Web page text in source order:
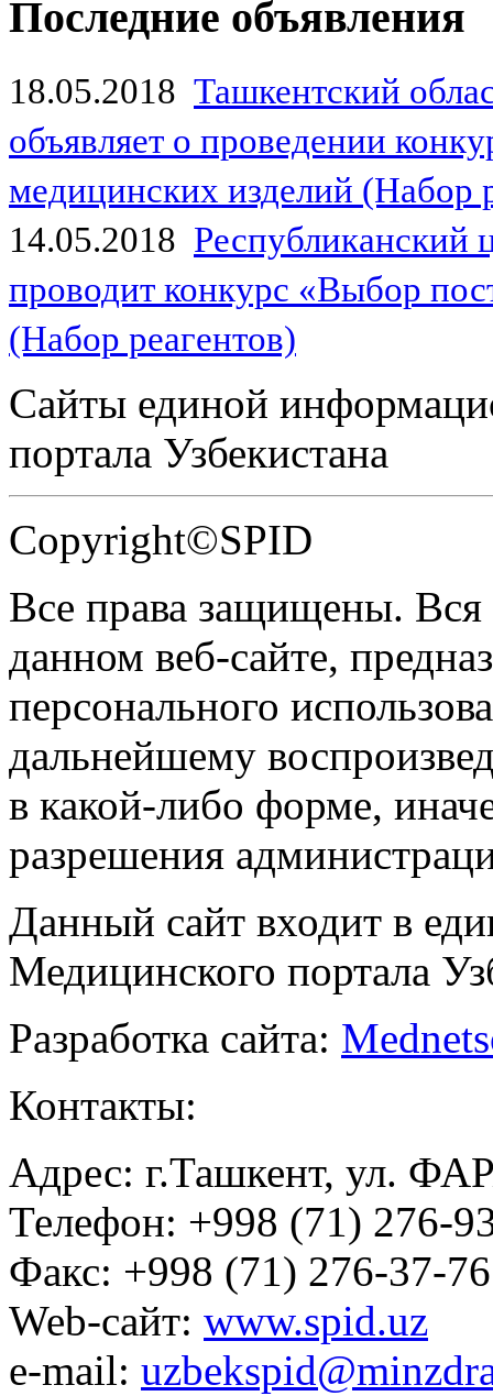
Последние объявления
18.05.2018 Ташкентский
объявляет о проведении
медицинских изделий (Набор
14.05.2018
проводит конкурс «Выбор
(Набор реагентов)
Сайты единой
портала Узбекистана
Copyright©SPID
Все права защищены.
данном веб-сайте,
персонального
дальнейшему
в какой-либо форме,
разрешения
Данный сайт входит в
Медицинского портала
Разработка сайта:
Контакты:
Адрес: г.Ташкент, ул.
Телефон: +998 (71) 276-
Факс: +998 (71) 276-37-76
Web-сайт: www.spid.uz
e-mail: